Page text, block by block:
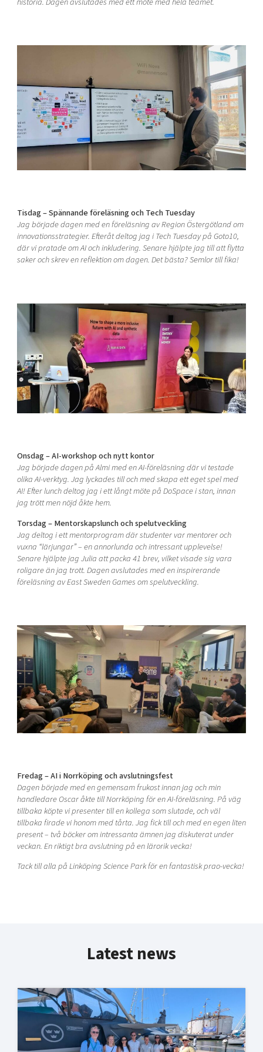
Tisdag – Spännande föreläsning och Tech Tuesday
Jag började dagen med en föreläsning av Region Östergötland om
innovationsstrategier. Efteråt deltog jag i Tech Tuesday på Goto10,
där vi pratade om AI och inkludering. Senare hjälpte jag till att flytta
saker och skrev en reflektion om dagen. Det bästa? Semlor till fika!
Onsdag – AI-workshop och nytt kontor
Jag började dagen på Almi med en AI-föreläsning där vi testade
olika AI-verktyg. Jag lyckades till och med skapa ett eget spel med
AI! Efter lunch deltog jag i ett långt möte på DoSpace i stan, innan
jag trött men nöjd åkte hem.
Torsdag – Mentorskapslunch och spelutveckling
Jag deltog i ett mentorprogram där studenter var mentorer och
vuxna “lärjungar” – en annorlunda och intressant upplevelse!
Senare hjälpte jag Julia att packa 41 brev, vilket visade sig vara
roligare än jag trott. Dagen avslutades med en inspirerande
föreläsning av East Sweden Games om spelutveckling.
Fredag – AI i Norrköping och avslutningsfest
Dagen började med en gemensam frukost innan jag och min
handledare Oscar åkte till Norrköping för en AI-föreläsning. På väg
tillbaka köpte vi presenter till en kollega som slutade, och väl
tillbaka firade vi honom med tårta. Jag fick till och med en egen liten
present – två böcker om intressanta ämnen jag diskuterat under
veckan. En riktigt bra avslutning på en lärorik vecka!
Tack till alla på Linköping Science Park för en fantastisk prao-vecka!
Latest news